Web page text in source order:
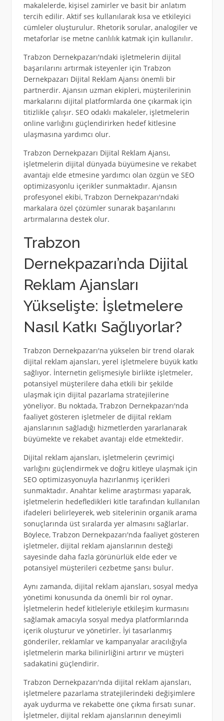
makalelerde, kişisel zamirler ve basit bir anlatım
tercih edilir. Aktif ses kullanılarak kısa ve etkileyici
cümleler oluşturulur. Rhetorik sorular, analogiler ve
metaforlar ise metne canlılık katmak için kullanılır.
Trabzon Dernekpazarı'ndaki işletmelerin dijital
başarılarını artırmak isteyenler için Trabzon
Dernekpazarı Dijital Reklam Ajansı önemli bir
partnerdir. Ajansın uzman ekipleri, müşterilerinin
markalarını dijital platformlarda öne çıkarmak için
titizlikle çalışır. SEO odaklı makaleler, işletmelerin
online varlığını güçlendirirken hedef kitlesine
ulaşmasına yardımcı olur.
Trabzon Dernekpazarı Dijital Reklam Ajansı,
işletmelerin dijital dünyada büyümesine ve rekabet
avantajı elde etmesine yardımcı olan özgün ve SEO
optimizasyonlu içerikler sunmaktadır. Ajansın
profesyonel ekibi, Trabzon Dernekpazarı'ndaki
markalara özel çözümler sunarak başarılarını
artırmalarına destek olur.
Trabzon
Dernekpazarı’nda Dijital
Reklam Ajansları
Yükselişte: İşletmelere
Nasıl Katkı Sağlıyorlar?
Trabzon Dernekpazarı'na yükselen bir trend olarak
dijital reklam ajansları, yerel işletmelere büyük katkı
sağlıyor. İnternetin gelişmesiyle birlikte işletmeler,
potansiyel müşterilere daha etkili bir şekilde
ulaşmak için dijital pazarlama stratejilerine
yöneliyor. Bu noktada, Trabzon Dernekpazarı'nda
faaliyet gösteren işletmeler de dijital reklam
ajanslarının sağladığı hizmetlerden yararlanarak
büyümekte ve rekabet avantajı elde etmektedir.
Dijital reklam ajansları, işletmelerin çevrimiçi
varlığını güçlendirmek ve doğru kitleye ulaşmak için
SEO optimizasyonuyla hazırlanmış içerikleri
sunmaktadır. Anahtar kelime araştırması yaparak,
işletmelerin hedefledikleri kitle tarafından kullanılan
ifadeleri belirleyerek, web sitelerinin organik arama
sonuçlarında üst sıralarda yer almasını sağlarlar.
Böylece, Trabzon Dernekpazarı'nda faaliyet gösteren
işletmeler, dijital reklam ajanslarının desteği
sayesinde daha fazla görünürlük elde eder ve
potansiyel müşterileri cezbetme şansı bulur.
Aynı zamanda, dijital reklam ajansları, sosyal medya
yönetimi konusunda da önemli bir rol oynar.
İşletmelerin hedef kitleleriyle etkileşim kurmasını
sağlamak amacıyla sosyal medya platformlarında
içerik oluşturur ve yönetirler. İyi tasarlanmış
gönderiler, reklamlar ve kampanyalar aracılığıyla
işletmelerin marka bilinirliğini artırır ve müşteri
sadakatini güçlendirir.
Trabzon Dernekpazarı'nda dijital reklam ajansları,
işletmelere pazarlama stratejilerindeki değişimlere
ayak uydurma ve rekabette öne çıkma fırsatı sunar.
İşletmeler, dijital reklam ajanslarının deneyimli